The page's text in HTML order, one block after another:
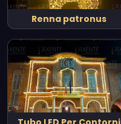
Renna patronus